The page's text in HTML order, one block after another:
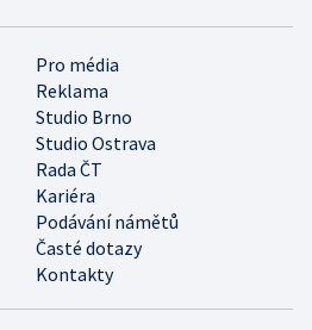
Pro média
Reklama
Studio Brno
Studio Ostrava
Rada ČT
Kariéra
Podávání námětů
Časté dotazy
Kontakty